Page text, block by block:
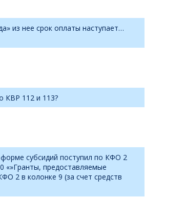
из нее срок оплаты наступает…
КВР 112 и 113?
форме субсидий поступил по КФО 2
«»Гранты, предоставляемые
2 в колонке 9 (за счет средств